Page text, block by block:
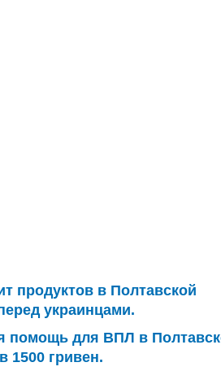
продуктов в Полтавской
украинцами.
помощь для ВПЛ в
1500 гривен.